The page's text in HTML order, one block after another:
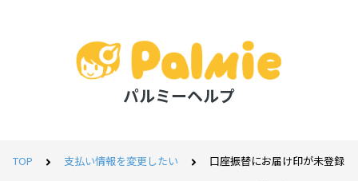
パルミーヘルプ
TOP 支払い情報を変更したい 口座振替にお届け印が未登録